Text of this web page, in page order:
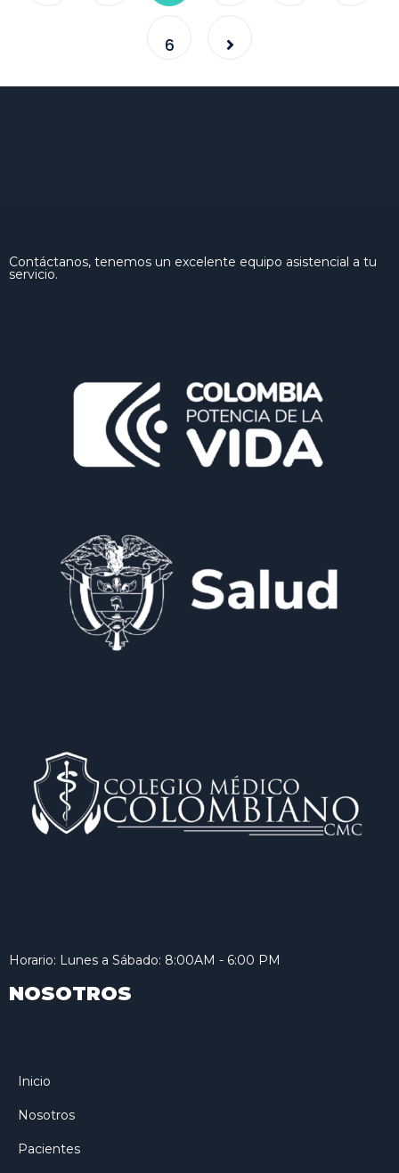
6
Contáctanos, tenemos un excelente equipo asistencial a tu
servicio.
Horario: Lunes a Sábado: 8:00AM - 6:00 PM
NOSOTROS
Inicio
Nosotros
Pacientes